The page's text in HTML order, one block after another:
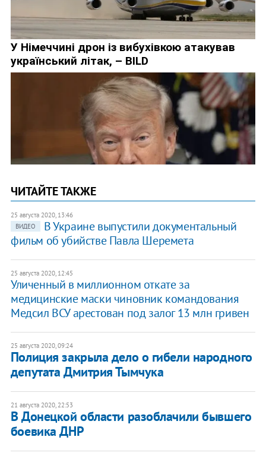
ЧИТАЙТЕ ТАКЖЕ
25 августа 2020, 13:46
ВИДЕО
В Украине выпустили документальный
фильм об убийстве Павла Шеремета
25 августа 2020, 12:45
Уличенный в миллионном откате за
медицинские маски чиновник командования
Медсил ВСУ арестован под залог 13 млн гривен
25 августа 2020, 09:24
Полиция закрыла дело о гибели народного
депутата Дмитрия Тымчука
21 августа 2020, 22:53
В Донецкой области разоблачили бывшего
боевика ДНР